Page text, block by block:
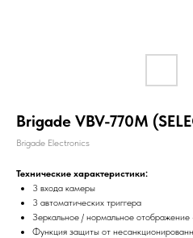
Brigade VBV-770M
Brigade Electronics
Технические характеристики:
3 входа камеры
3 автоматических триггера
Зеркальное / нормальное
Функция защиты от